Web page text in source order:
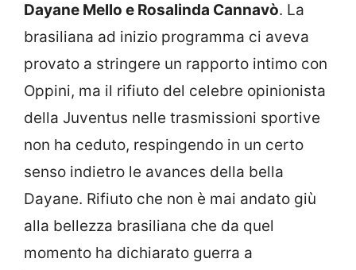
Dayane Mello e Rosalinda Cannavò. La
brasiliana ad inizio programma ci aveva
provato a stringere un rapporto intimo con
Oppini, ma il rifiuto del celebre opinionista
della Juventus nelle trasmissioni sportive
non ha ceduto, respingendo in un certo
senso indietro le avances della bella
Dayane. Rifiuto che non è mai andato giù
alla bellezza brasiliana che da quel
momento ha dichiarato guerra a